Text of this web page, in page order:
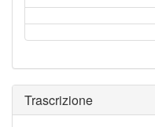
Trascrizione